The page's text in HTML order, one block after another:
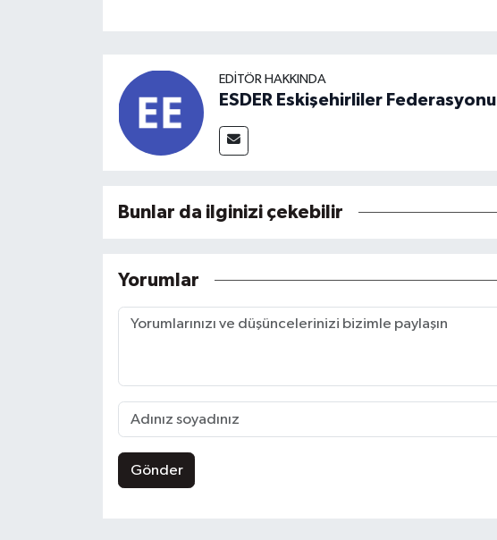
EDITÖR HAKKINDA
ESDER Eskişehirliler Federasyonu
Bunlar da ilginizi çekebilir
Yorumlar
Gönder